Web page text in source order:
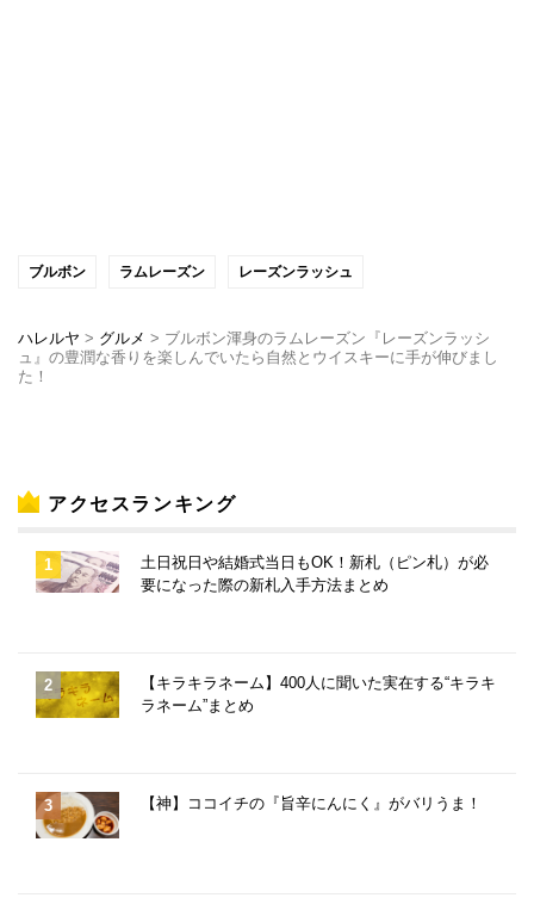
ブルボン ラムレーズン レーズンラッシュ
ハレルヤ > グルメ > ブルボン渾身のラムレーズン『レーズンラッシ
ュ』の豊潤な香りを楽しんでいたら自然とウイスキーに手が伸びまし
た！
アクセスランキング
土日祝日や結婚式当日もOK！新札（ピン札）が必
要になった際の新札入手方法まとめ
【キラキラネーム】400人に聞いた実在する“キラキ
ラネーム”まとめ
【神】ココイチの『旨辛にんにく』がバリうま！